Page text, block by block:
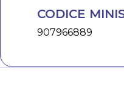
CODICE
907966889